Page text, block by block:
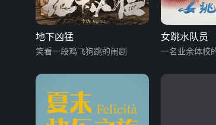
地下凶猛
笑看一段鸡飞狗跳的闹剧
女跳水队员
一名业余体校